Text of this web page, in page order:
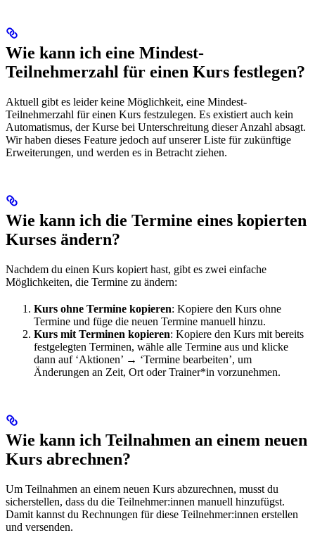
Wie kann ich eine Mindest-
Teilnehmerzahl für einen Kurs festlegen?
Aktuell gibt es leider keine Möglichkeit, eine Mindest-
Teilnehmerzahl für einen Kurs festzulegen. Es existiert auch kein
Automatismus, der Kurse bei Unterschreitung dieser Anzahl absagt.
Wir haben dieses Feature jedoch auf unserer Liste für zukünftige
Erweiterungen, und werden es in Betracht ziehen.
Wie kann ich die Termine eines kopierten
Kurses ändern?
Nachdem du einen Kurs kopiert hast, gibt es zwei einfache
Möglichkeiten, die Termine zu ändern:
Kurs ohne Termine kopieren: Kopiere den Kurs ohne
Termine und füge die neuen Termine manuell hinzu.
Kurs mit Terminen kopieren: Kopiere den Kurs mit bereits
festgelegten Terminen, wähle alle Termine aus und klicke
dann auf ‘Aktionen’ → ‘Termine bearbeiten’, um
Änderungen an Zeit, Ort oder Trainer*in vorzunehmen.
Wie kann ich Teilnahmen an einem neuen
Kurs abrechnen?
Um Teilnahmen an einem neuen Kurs abzurechnen, musst du
sicherstellen, dass du die Teilnehmer:innen manuell hinzufügst.
Damit kannst du Rechnungen für diese Teilnehmer:innen erstellen
und versenden.